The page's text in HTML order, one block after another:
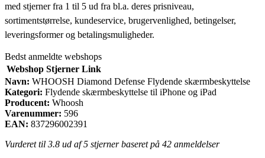
med stjerner fra 1 til 5 ud fra bl.a. deres prisniveau,
sortimentstørrelse, kundeservice, brugervenlighed, betingelser,
leveringsformer og betalingsmuligheder.
Bedst anmeldte webshops
Webshop Stjerner Link
Navn: WHOOSH Diamond Defense Flydende skærmbeskyttelse
Kategori: Flydende skærmbeskyttelse til iPhone og iPad
Producent: Whoosh
Varenummer: 596
EAN: 837296002391
Vurderet til 3.8 ud af 5 stjerner baseret på 42 anmeldelser